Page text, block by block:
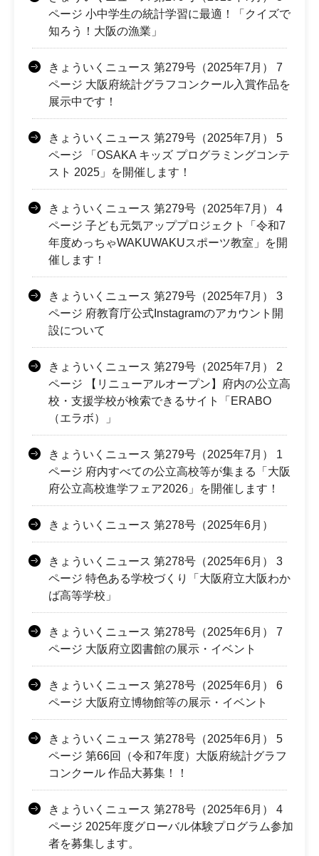
ページ 小中学生の統計学習に最適！「クイズで
知ろう！大阪の漁業」
きょういくニュース 第279号（2025年7月） 7
ページ 大阪府統計グラフコンクール入賞作品を
展示中です！
きょういくニュース 第279号（2025年7月） 5
ページ 「OSAKA キッズ プログラミングコンテ
スト 2025」を開催します！
きょういくニュース 第279号（2025年7月） 4
ページ 子ども元気アッププロジェクト「令和7
年度めっちゃWAKUWAKUスポーツ教室」を開
催します！
きょういくニュース 第279号（2025年7月） 3
ページ 府教育庁公式Instagramのアカウント開
設について
きょういくニュース 第279号（2025年7月） 2
ページ 【リニューアルオープン】府内の公立高
校・支援学校が検索できるサイト「ERABO
（エラボ）」
きょういくニュース 第279号（2025年7月） 1
ページ 府内すべての公立高校等が集まる「大阪
府公立高校進学フェア2026」を開催します！
きょういくニュース 第278号（2025年6月）
きょういくニュース 第278号（2025年6月） 3
ページ 特色ある学校づくり「大阪府立大阪わか
ば高等学校」
きょういくニュース 第278号（2025年6月） 7
ページ 大阪府立図書館の展示・イベント
きょういくニュース 第278号（2025年6月） 6
ページ 大阪府立博物館等の展示・イベント
きょういくニュース 第278号（2025年6月） 5
ページ 第66回（令和7年度）大阪府統計グラフ
コンクール 作品大募集！！
きょういくニュース 第278号（2025年6月） 4
ページ 2025年度グローバル体験プログラム参加
者を募集します。